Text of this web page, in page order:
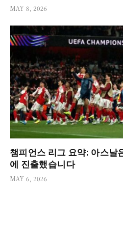
MAY 8, 2026
챔피언스 리그 요약: 아스날
에 진출했습니다
MAY 6, 2026